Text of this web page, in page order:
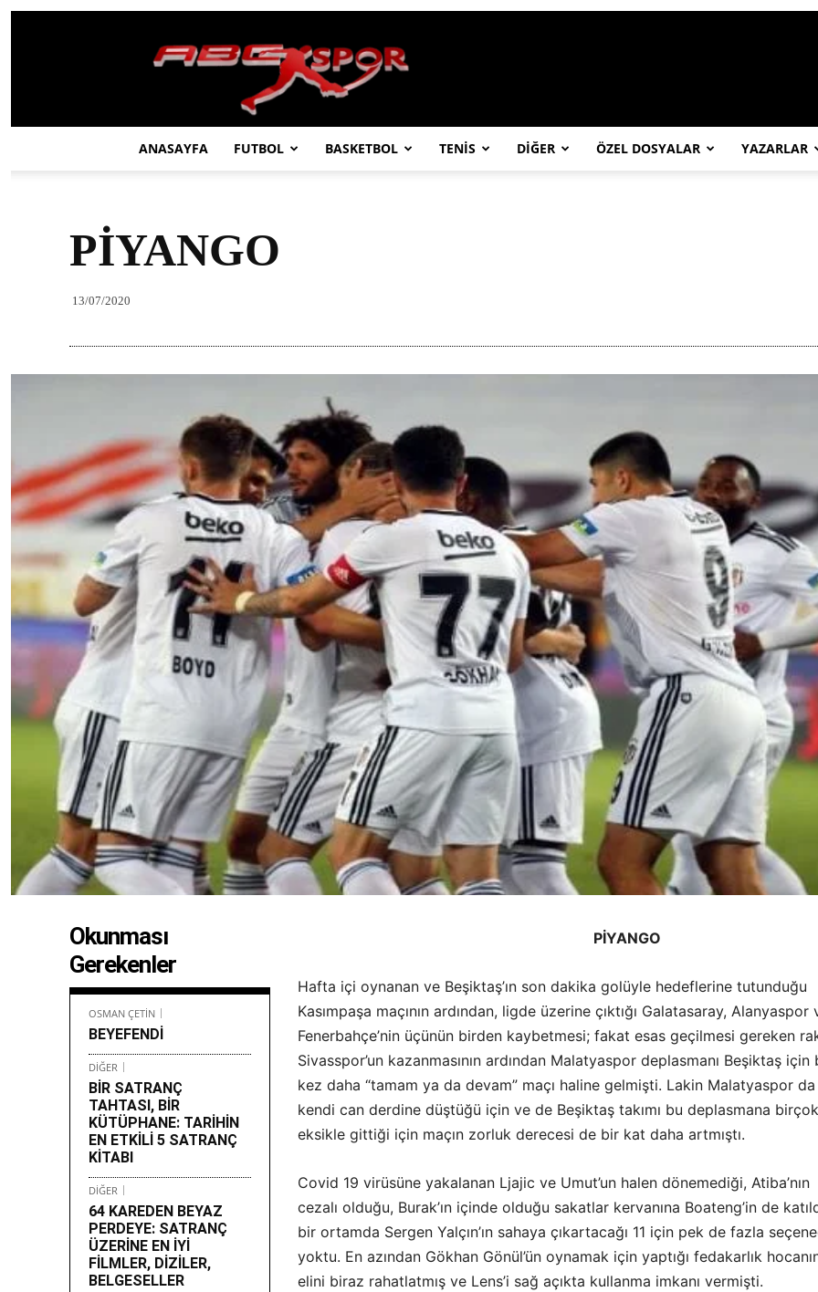
ABC
SPOR
ANASAYFA FUTBOL BASKETBOL TENİS DİĞER ÖZEL DOSYALAR YAZARLAR
PİYANGO
13/07/2020
Okunması
Gerekenler
OSMAN ÇETİN
BEYEFENDİ
DİĞER
BİR SATRANÇ
TAHTASI, BİR
KÜTÜPHANE: TARİHİN
EN ETKİLİ 5 SATRANÇ
KİTABI
DİĞER
64 KAREDEN BEYAZ
PERDEYE: SATRANÇ
ÜZERİNE EN İYİ
FİLMLER, DİZİLER,
BELGESELLER
PİYANGO
Hafta içi oynanan ve Beşiktaş’ın son dakika golüyle hedeflerine tutunduğu
Kasımpaşa maçının ardından, ligde üzerine çıktığı Galatasaray, Alanyaspor
Fenerbahçe’nin üçünün birden kaybetmesi; fakat esas geçilmesi gereken
Sivasspor’un kazanmasının ardından Malatyaspor deplasmanı Beşiktaş için
kez daha “tamam ya da devam” maçı haline gelmişti. Lakin Malatyaspor da
kendi can derdine düştüğü için ve de Beşiktaş takımı bu deplasmana birçok
eksikle gittiği için maçın zorluk derecesi de bir kat daha artmıştı.
Covid 19 virüsüne yakalanan Ljajic ve Umut’un halen dönemediği, Atiba’nın
cezalı olduğu, Burak’ın içinde olduğu sakatlar kervanına Boateng’in de
bir ortamda Sergen Yalçın’ın sahaya çıkartacağı 11 için pek de fazla
yoktu. En azından Gökhan Gönül’ün oynamak için yaptığı fedakarlık
elini biraz rahatlatmış ve Lens’i sağ açıkta kullanma imkanı vermişti.